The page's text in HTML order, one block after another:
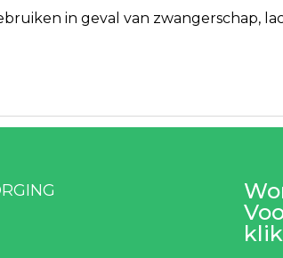
in geval van zwangerschap,